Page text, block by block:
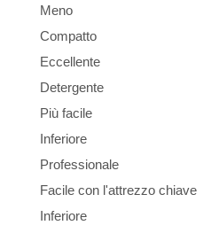
Meno
Compatto
Eccellente
Detergente
Più facile
Inferiore
Professionale
Facile con l'attrezzo chiave
Inferiore